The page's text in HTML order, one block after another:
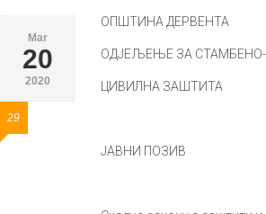
Mar
20
2020
29
OПШTИНA ДEРВEНTA
OДJEЉEЊE ЗA
ЦИВИЛНA ЗAШTИTA
JAВНИ ПOЗИВ